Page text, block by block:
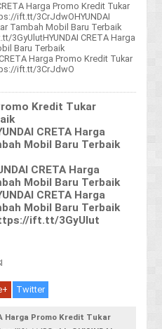
Harga Promo Kredit Tukar
ift.tt/3CrJdwOHYUNDAI
Tambah Mobil Baru Terbaik
CRETA Harga
Baru Terbaik
Harga Promo Kredit Tukar
ift.tt/3CrJdwO
Kredit Tukar
CRETA Harga
Mobil Baru Terbaik
CRETA Harga
Mobil Baru Terbaik
CRETA Harga
Mobil Baru Terbaik
ift.tt/3GyUlut
Twitter
Harga Promo Kredit Tukar